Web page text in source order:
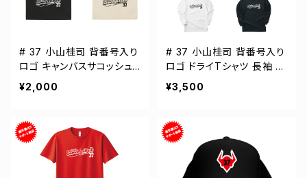
# 37 小山桂司 背番号入り
ロゴ キャンバスサコッシュ
選手還元 2カラー 001461
¥2,000
# 37 小山桂司 背番号入り
ロゴ ドライTシャツ 長袖 選
手還元 3カラー S-5Lサイズ
000304
¥3,500